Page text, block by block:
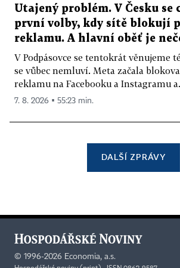
Utajený problém. V Česku se
první volby, kdy sítě blokují
reklamu. A hlavní oběť je
V Podpásovce se tentokrát věnujeme
se vůbec nemluví. Meta začala
reklamu na Facebooku a Instagramu
7. 8. 2026 ▪ 55:23 min.
DALŠÍ ZPRÁVY
© 1996-2026 Economia, a.s.